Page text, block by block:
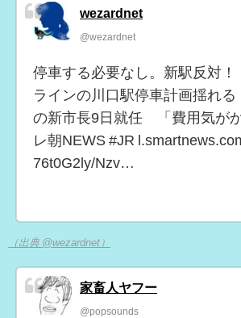
wezardnet
@wezardnet
停車する必要なし。新駅反対！
ラインの川口駅停車計画揺れ
の新市長9日就任 「費用気が
レ朝NEWS #JR
76t0G2ly/Nzv…
（出典 @wezardnet）
家畜人ヤフー
@popsounds